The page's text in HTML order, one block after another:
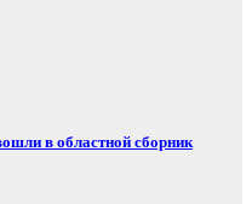
в областной сборник